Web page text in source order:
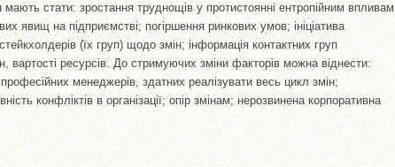
стати: зростання труднощів у протистоянні ентропійним впливам
явищ на підприємстві; погіршення ринкових умов; ініціатива
(їх груп) щодо змін; інформація контактних груп
вартості ресурсів. До стримуючих зміни факторів можна віднести:
менеджерів, здатних реалізувати весь цикл змін;
конфліктів в організації; опір змінам; нерозвинена корпоративна